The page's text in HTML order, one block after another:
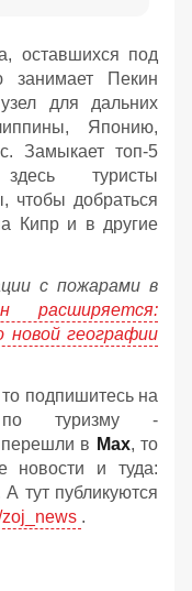
оставшихся под
занимает Пекин
для дальних
Японию,
Замыкает топ-5
туристы
чтобы добраться
Кипр и в другие
с пожарами в
расширяется:
новой географии
подпишитесь на
туризму -
в Мах, то
новости и туда:
А тут публикуются
zoj_news .